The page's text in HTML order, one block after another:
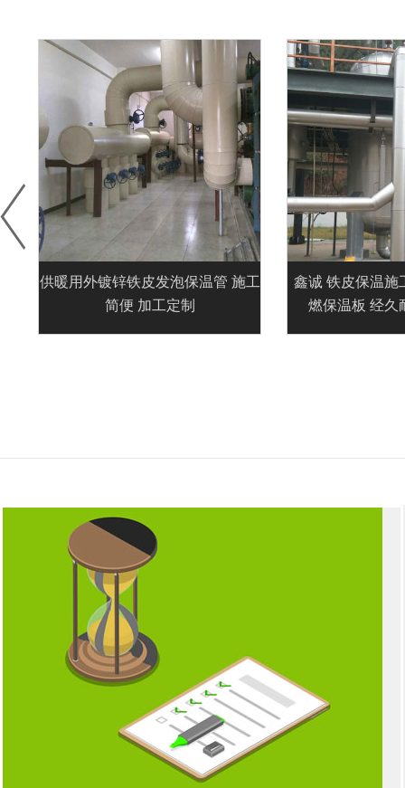
供暖用外镀锌铁皮发泡保温管 施工
简便 加工定制
鑫诚 铁皮保温施
燃保温板 经久